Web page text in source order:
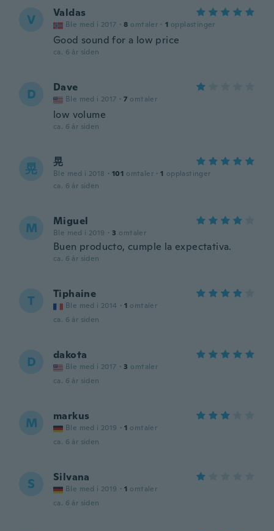
V Valdas
Ble med i 2017 · 8 omtaler · 1 opplastinger
Good sound for a low price
ca. 6 år siden
D Dave
Ble med i 2017 · 7 omtaler
low volume
ca. 6 år siden
晃 晃
Ble med i 2018 · 101 omtaler · 1 opplastinger
ca. 6 år siden
M Miguel
Ble med i 2019 · 3 omtaler
Buen producto, cumple la expectativa.
ca. 6 år siden
T Tiphaine
Ble med i 2014 · 1 omtaler
ca. 6 år siden
D dakota
Ble med i 2017 · 3 omtaler
ca. 6 år siden
M markus
Ble med i 2019 · 1 omtaler
ca. 6 år siden
S Silvana
Ble med i 2019 · 1 omtaler
ca. 6 år siden